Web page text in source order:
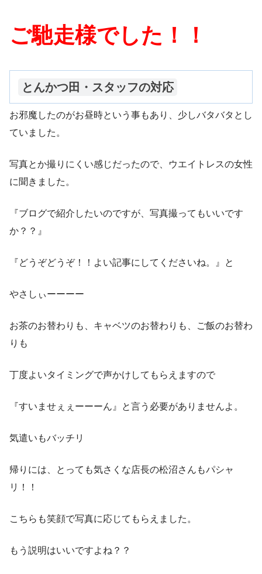
ご馳走様でした！！
とんかつ田・スタッフの対応
お邪魔したのがお昼時という事もあり、少しバタバタとし
ていました。
写真とか撮りにくい感じだったので、ウエイトレスの女性
に聞きました。
『ブログで紹介したいのですが、写真撮ってもいいです
か？？』
『どうぞどうぞ！！よい記事にしてくださいね。』と
やさしぃーーーー
お茶のお替わりも、キャベツのお替わりも、ご飯のお替わ
りも
丁度よいタイミングで声かけしてもらえますので
『すいませぇぇーーーん』と言う必要がありませんよ。
気遣いもバッチリ
帰りには、とっても気さくな店長の松沼さんもパシャ
リ！！
こちらも笑顔で写真に応じてもらえました。
もう説明はいいですよね？？